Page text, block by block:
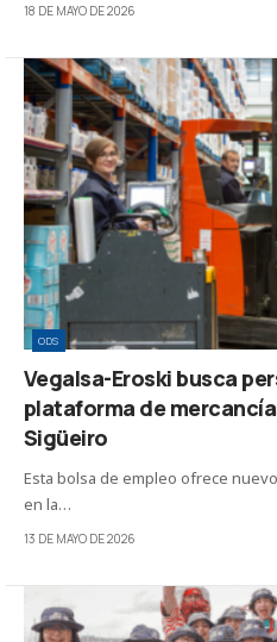
18 DE MAYO DE 2026
ODS
Vegalsa-Eroski busca
plataforma de
Sigüeiro
Esta bolsa de empleo ofrece
en la…
13 DE MAYO DE 2026